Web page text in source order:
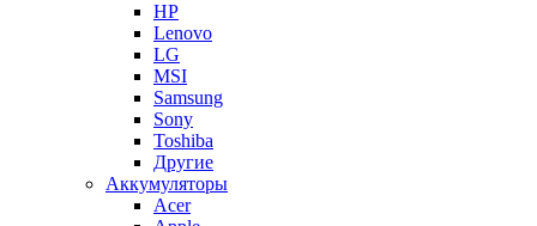
HP
Lenovo
LG
MSI
Samsung
Sony
Toshiba
Другие
Аккумуляторы
Acer